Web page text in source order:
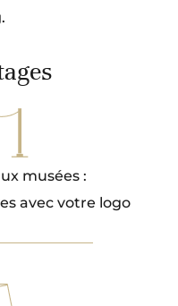
musées :
avec votre logo